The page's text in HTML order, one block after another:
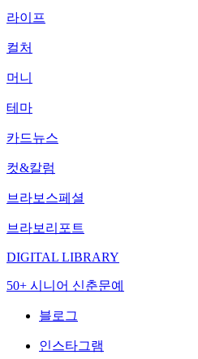
라이프
컬처
머니
테마
카드뉴스
컷&칼럼
브라보스페셜
브라보리포트
DIGITAL LIBRARY
50+ 시니어 신춘문예
블로그
인스타그램